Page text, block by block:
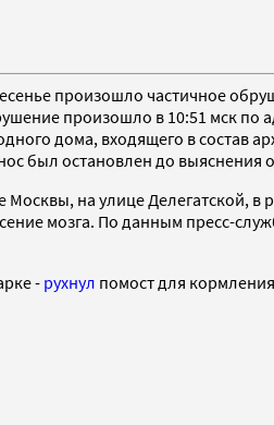
произошло частичное
произошло в 10:51 мск по
дома, входящего в состав
был остановлен до
на улице Делегатской, в
мозга. По данным пресс-
- рухнул помост для